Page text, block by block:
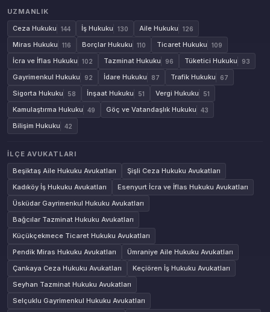
UZMANLIK
Ceza Hukuku
144 İş Hukuku 130 Aile Hukuku 126
Miras Hukuku 116 Borçlar Hukuku 110 Ticaret Hukuku 109
İcra ve İflas Hukuku 102 Tazminat Hukuku 96 Tüketici Hukuku 93
Gayrimenkul Hukuku 92 İdare Hukuku 87 Trafik Hukuku 67
Sigorta Hukuku 58 İnşaat Hukuku 51 Vergi Hukuku 51
Kamulaştırma Hukuku 49 Göç ve Vatandaşlık Hukuku 43
Bilişim Hukuku 42
İLÇE AVUKATLARI
Beşiktaş Aile Hukuku Avukatları
Şişli Ceza Hukuku Avukatları
Kadıköy İş Hukuku Avukatları
Esenyurt İcra ve İflas Hukuku Avukatları
Üsküdar Gayrimenkul Hukuku Avukatları
Bağcılar Tazminat Hukuku Avukatları
Küçükçekmece Ticaret Hukuku Avukatları
Pendik Miras Hukuku Avukatları
Ümraniye Aile Hukuku Avukatları
Çankaya Ceza Hukuku Avukatları
Keçiören İş Hukuku Avukatları
Seyhan Tazminat Hukuku Avukatları
Selçuklu Gayrimenkul Hukuku Avukatları